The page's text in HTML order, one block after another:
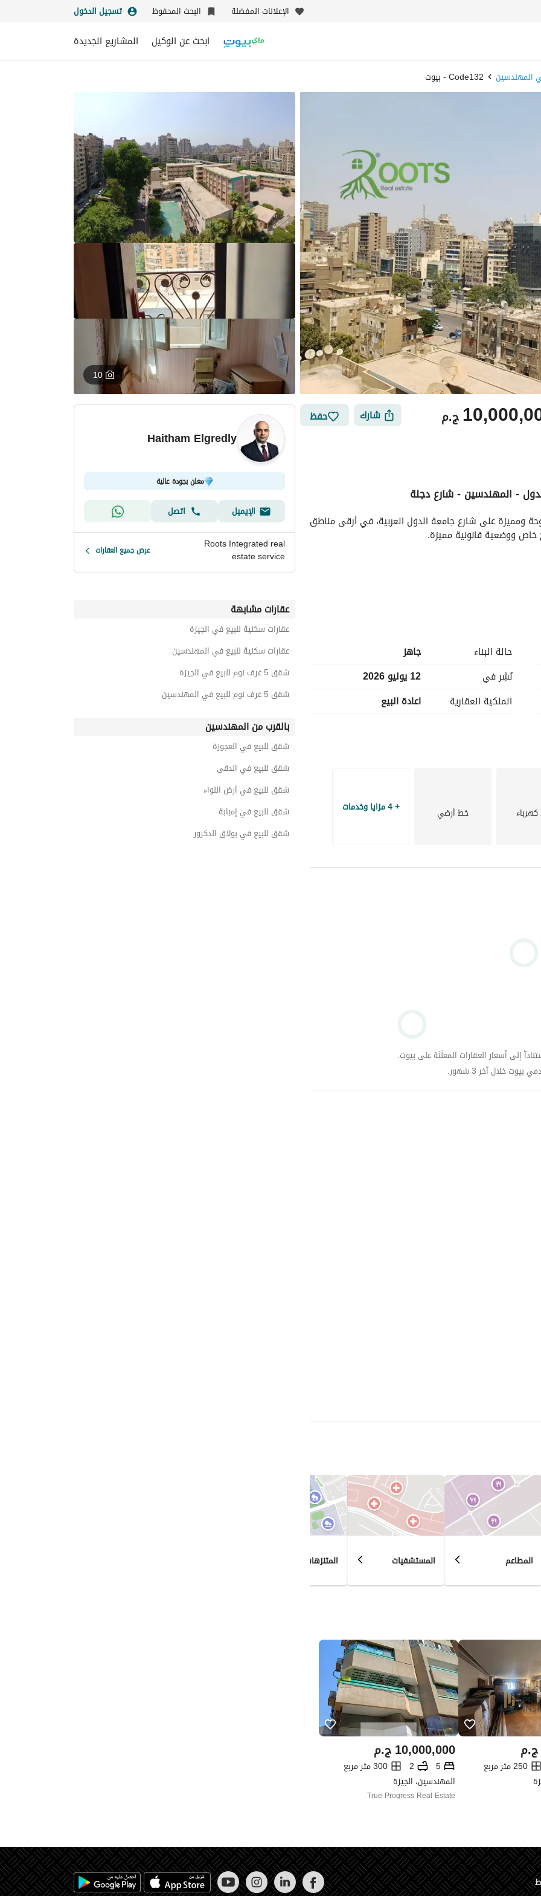
الإعلانات المفضلة البحث المحفوظ تسجيل الدخول
ابحث عن الوكيل المشاريع الجديدة
المهندسين Code132 - بيوت
10
ج.م شارك حفظ
الموقع والأماكن القريبة
ووضعية قانونية مميزة.
ممتازة)
العربية.
حالة البناء
جاهز
نُشِر في
12 يوليو 2026
الملكية العقارية
اعادة البيع
كهرباء خط أرضي + 4 مزايا وخدمات
إلى أسعار العقارات المعلَنَة على بيوت.
خلال آخر 3 شهور.
المطاعم المستشفيات المتنزهات
ج.م
250 متر مربع
ج.م10,000,000
5
2
300 متر مربع
المهندسين، الجيزة
True Progress Real Estate
Haitham Elgredly
معلن بجودة عالية
الإيميل
اتصل
Roots Integrated real
estate service عرض جميع العقارات
عقارات مشابهة
عقارات سكنية للبيع في الجيزة
عقارات سكنية للبيع في المهندسين
شقق 5 غرف نوم للبيع في الجيزة
شقق 5 غرف نوم للبيع في المهندسين
بالقرب من المهندسين
شقق للبيع في العجوزة
شقق للبيع في الدقى
شقق للبيع في أرض اللواء
شقق للبيع في إمبابة
شقق للبيع في بولاق الدكرور